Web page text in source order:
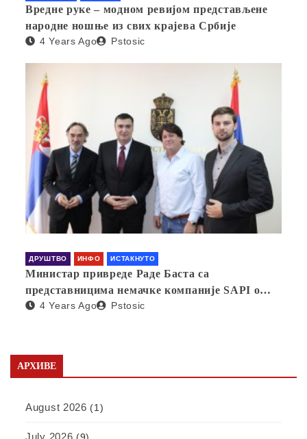
Вредне руке – модном ревијом представљене
народне ношње из свих крајева Србије
4 Years Ago Pstosic
ДРУШТВО ИНФО ИСТАКНУТО
Министар привреде Раде Баста са
представницима немачке компаније SAPI о
отварању фабрике у Србији
4 Years Ago Pstosic
АРХИВЕ
August 2026 (1)
July 2026